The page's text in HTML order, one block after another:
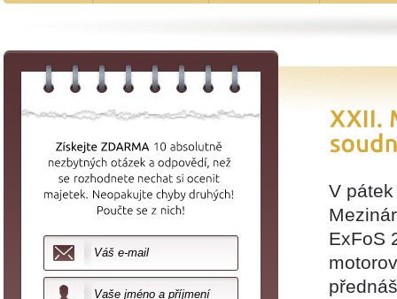
V
ExFoS